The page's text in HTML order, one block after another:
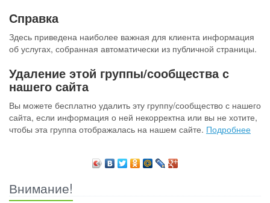
Справка
Здесь приведена наиболее важная для клиента информация
об услугах, собранная автоматически из публичной страницы.
Удаление этой группы/сообщества с
нашего сайта
Вы можете бесплатно удалить эту группу/сообщество с нашего
сайта, если информация о ней некорректна или вы не хотите,
чтобы эта группа отображалась на нашем сайте. Подробнее
Внимание!